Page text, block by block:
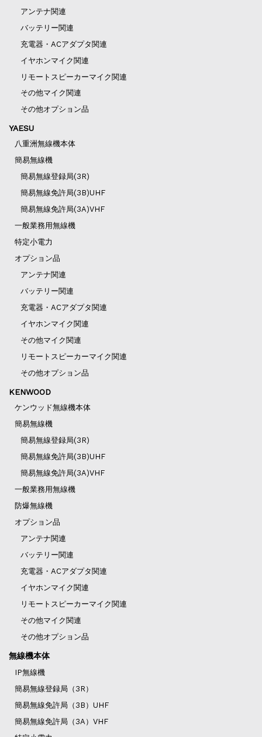
アンテナ関連
バッテリー関連
充電器・ACアダプタ関連
イヤホンマイク関連
リモートスピーカーマイク関連
その他マイク関連
その他オプション品
YAESU
八重洲無線機本体
簡易無線機
簡易無線登録局(3R)
簡易無線免許局(3B)UHF
簡易無線免許局(3A)VHF
一般業務用無線機
特定小電力
オプション品
アンテナ関連
バッテリー関連
充電器・ACアダプタ関連
イヤホンマイク関連
その他マイク関連
リモートスピーカーマイク関連
その他オプション品
KENWOOD
ケンウッド無線機本体
簡易無線機
簡易無線登録局(3R)
簡易無線免許局(3B)UHF
簡易無線免許局(3A)VHF
一般業務用無線機
防爆無線機
オプション品
アンテナ関連
バッテリー関連
充電器・ACアダプタ関連
イヤホンマイク関連
リモートスピーカーマイク関連
その他マイク関連
その他オプション品
無線機本体
IP無線機
簡易無線登録局（3R）
簡易無線免許局（3B）UHF
簡易無線免許局（3A）VHF